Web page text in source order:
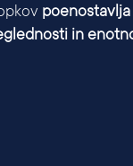
in